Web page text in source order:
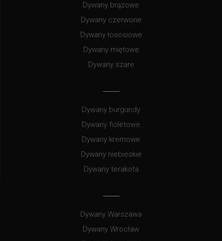
Dywany brązowe
Dywany czerwone
Dywany łososiowe
Dywany miętowe
Dywany szare
Dywany burgundy
Dywany fioletowe
Dywany kremowe
Dywany niebieskie
Dywany terakota
Dywany Warszawa
Dywany Wrocław